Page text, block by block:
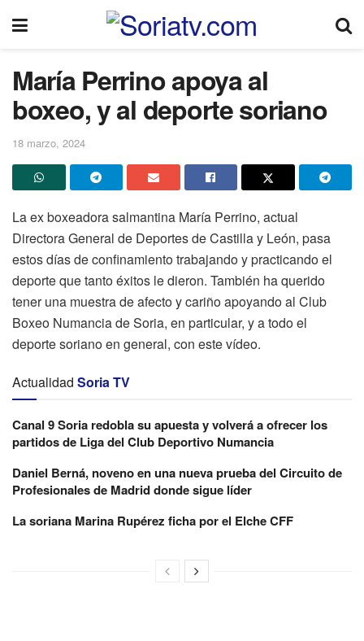
María Perrino apoya al
boxeo, y al deporte soriano
18 marzo, 2024
La ex boxeadora salmantina María Perrino, actual
Directora General de Deportes de Castilla y León, pasa
estos días de confinamiento trabajando y practicando el
deporte que tanto éxitos le dieron. También ha querido
tener una muestra de afecto y cariño apoyando al Club
Boxeo Numancia de Soria, en particular, y a todo el
deporte soriano en general, con este vídeo.
Actualidad Soria TV
Canal 9 Soria redobla su apuesta y volverá a ofrecer los
partidos de Liga del Club Deportivo Numancia
Daniel Berná, noveno en una nueva prueba del Circuito de
Profesionales de Madrid donde sigue líder
La soriana Marina Rupérez ficha por el Elche CFF